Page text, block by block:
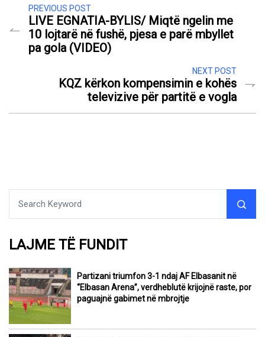
PREVIOUS POST
LIVE EGNATIA-BYLIS/ Miqtë ngelin me
10 lojtarë në fushë, pjesa e parë mbyllet
pa gola (VIDEO)
NEXT POST
KQZ kërkon kompensimin e kohës
televizive për partitë e vogla
LAJME TË FUNDIT
Partizani triumfon 3-1 ndaj AF Elbasanit në
“Elbasan Arena”, verdheblutë krijojnë raste, por
paguajnë gabimet në mbrojtje